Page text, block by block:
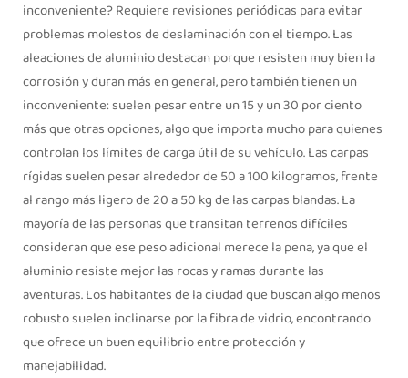
inconveniente? Requiere revisiones periódicas para evitar
problemas molestos de deslaminación con el tiempo. Las
aleaciones de aluminio destacan porque resisten muy bien la
corrosión y duran más en general, pero también tienen un
inconveniente: suelen pesar entre un 15 y un 30 por ciento
más que otras opciones, algo que importa mucho para quienes
controlan los límites de carga útil de su vehículo. Las carpas
rígidas suelen pesar alrededor de 50 a 100 kilogramos, frente
al rango más ligero de 20 a 50 kg de las carpas blandas. La
mayoría de las personas que transitan terrenos difíciles
consideran que ese peso adicional merece la pena, ya que el
aluminio resiste mejor las rocas y ramas durante las
aventuras. Los habitantes de la ciudad que buscan algo menos
robusto suelen inclinarse por la fibra de vidrio, encontrando
que ofrece un buen equilibrio entre protección y
manejabilidad.